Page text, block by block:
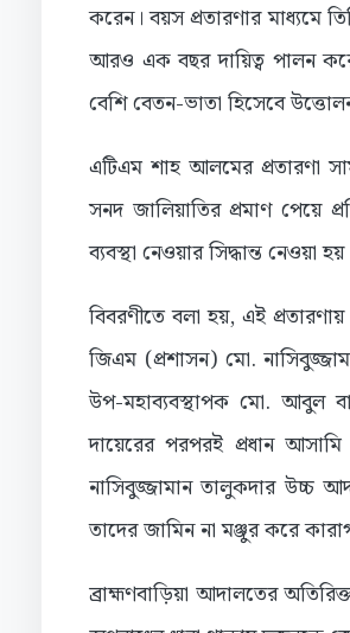
করেন। বয়স প্রতারণার
আরও এক বছর দায়িত্ব পালন
বেশি বেতন-ভাতা হিসেবে
এটিএম শাহ আলমের প্রতারণা
সনদ জালিয়াতির প্রমাণ পেয়ে
ব্যবস্থা নেওয়ার সিদ্ধান্ত নেওয়া
বিবরণীতে বলা হয়, এই
জিএম (প্রশাসন) মো.
উপ-মহাব্যবস্থাপক মো. আবুল
দায়েরের পরপরই প্রধান
নাসিবুজ্জামান তালুকদার উচ্চ
তাদের জামিন না মঞ্জুর করে
ব্রাহ্মণবাড়িয়া আদালতের